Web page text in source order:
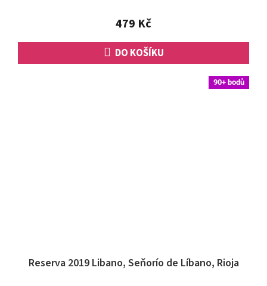
5
hvězdiček.
479 Kč
DO KOŠÍKU
90+ bodů
Reserva 2019 Libano, Seňorío de Líbano, Rioja